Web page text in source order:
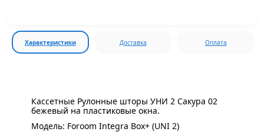
Характеристики Доставка Оплата
Кассетные Рулонные шторы УНИ 2 Сакура 02
бежевый на пластиковые окна.
Модель: Foroom Integra Box+ (UNI 2)